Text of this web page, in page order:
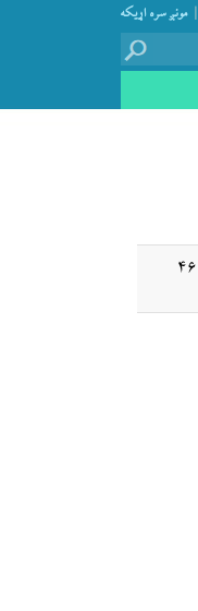
مونږ سره اړيکه |
ایکنا – د ایران په تبریز کې د قرآن کریم د عمومی سیالیو د اوه څلویښتم پړاؤ د میرمنو د برخې په پایزو دستورو کې د ایران د اسلامی جمهوریت نړیوال قاری مهدي غلام نژاد د نازعات سورې له ۴۰ تر ۴۶